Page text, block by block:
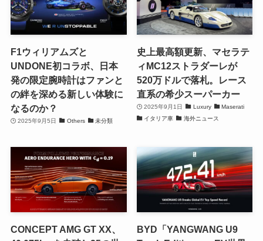
F1ウィリアムズと
UNDONE初コラボ、日本
発の限定腕時計はファンと
の絆を深める新しい体験に
なるのか？
2025年9月5日 Others 未分類
史上最高額更新、マセラテ
ィMC12ストラダーレが
520万ドルで落札。レース
直系の希少スーパーカー
2025年9月1日 Luxury
Maserati
イタリア車
海外ニュース
CONCEPT AMG GT XX、
BYD「YANGWANG U9